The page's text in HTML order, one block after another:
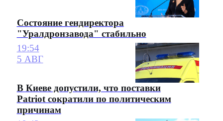
Состояние гендиректора
"Уралдронзавода" стабильно
19:54
5 АВГ
В Киеве допустили, что поставки
Patriot сократили по политическим
причинам